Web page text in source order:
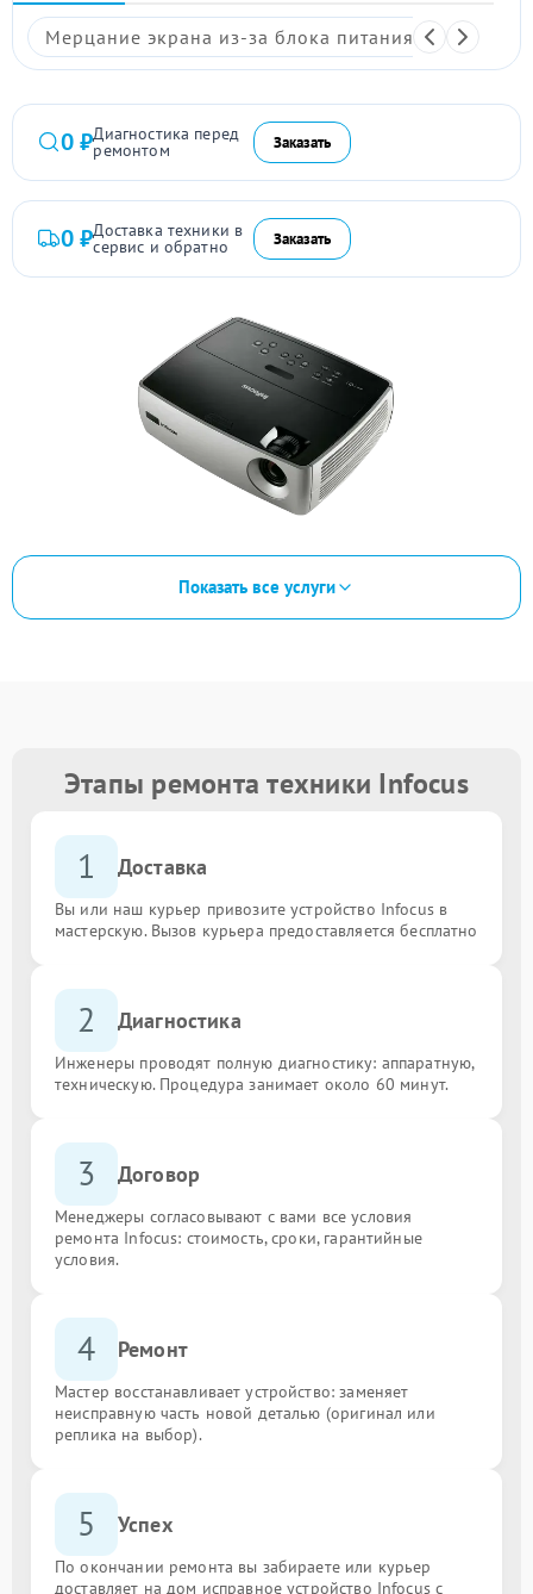
Мерцание экрана из-за блока питания
0 ₽Диагностика перед
ремонтом Заказать
0 ₽Доставка техники в
сервис и обратно Заказать
Показать все услуги
Этапы ремонта техники Infocus
1 Доставка
Вы или наш курьер привозите устройство Infocus в
мастерскую. Вызов курьера предоставляется бесплатно
2 Диагностика
Инженеры проводят полную диагностику: аппаратную,
техническую. Процедура занимает около 60 минут.
3 Договор
Менеджеры согласовывают с вами все условия
ремонта Infocus: стоимость, сроки, гарантийные
условия.
4 Ремонт
Мастер восстанавливает устройство: заменяет
неисправную часть новой деталью (оригинал или
реплика на выбор).
5 Успех
По окончании ремонта вы забираете или курьер
доставляет на дом исправное устройство Infocus с